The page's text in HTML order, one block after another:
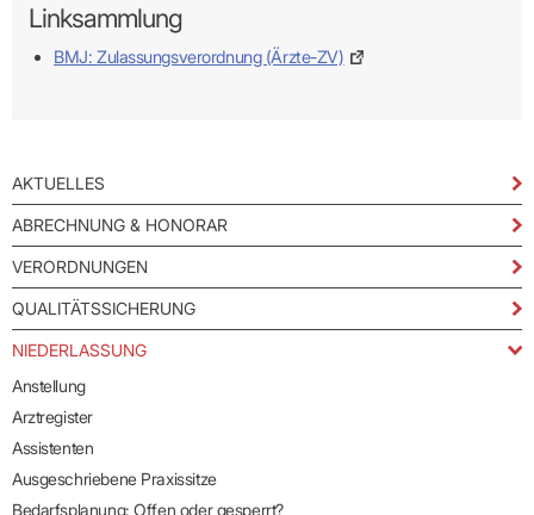
AKTUELLES
ABRECHNUNG & HONORAR
VERORDNUNGEN
QUALITÄTSSICHERUNG
NIEDERLASSUNG
Anstellung
Arztregister
Assistenten
Ausgeschriebene Praxissitze
Bedarfsplanung: Offen oder gesperrt?
Linksammlung
BMJ: Zulassungsverordnung (Ärzte-ZV)